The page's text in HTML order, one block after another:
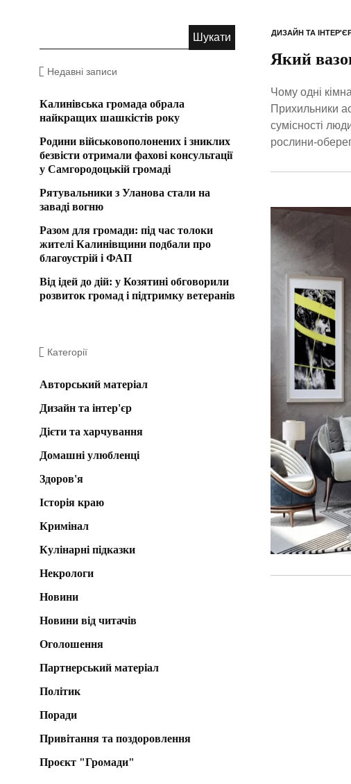
ДИЗАЙН ТА
Який
Чому одні
Прихильники
сумісності
рослини-
Недавні записи
Калинівська громада обрала
найкращих шашкістів року
Родини військовополонених і зниклих
безвісти отримали фахові консультації
у Самгородоцькій громаді
Рятувальники з Уланова стали на
заваді вогню
Разом для громади: під час толоки
жителі Калинівщини подбали про
благоустрій і ФАП
Від ідей до дій: у Козятині обговорили
розвиток громад і підтримку ветеранів
Категорії
Авторський матеріал
Дизайн та інтер'єр
Дієти та харчування
Домашні улюбленці
Здоров'я
Історія краю
Кримінал
Кулінарні підказки
Некрологи
Новини
Новини від читачів
Оголошення
Партнерський матеріал
Політик
Поради
Привітання та поздоровлення
Проєкт "Громади"